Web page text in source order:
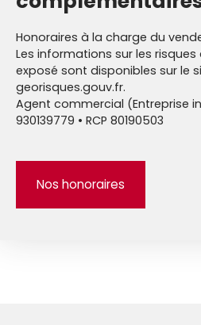
Honoraires à la charge du
Les informations sur les
exposé sont disponibles sur le
georisques.gouv.fr.
Agent commercial (Entreprise
930139779 • RCP 80190503
Nos honoraires